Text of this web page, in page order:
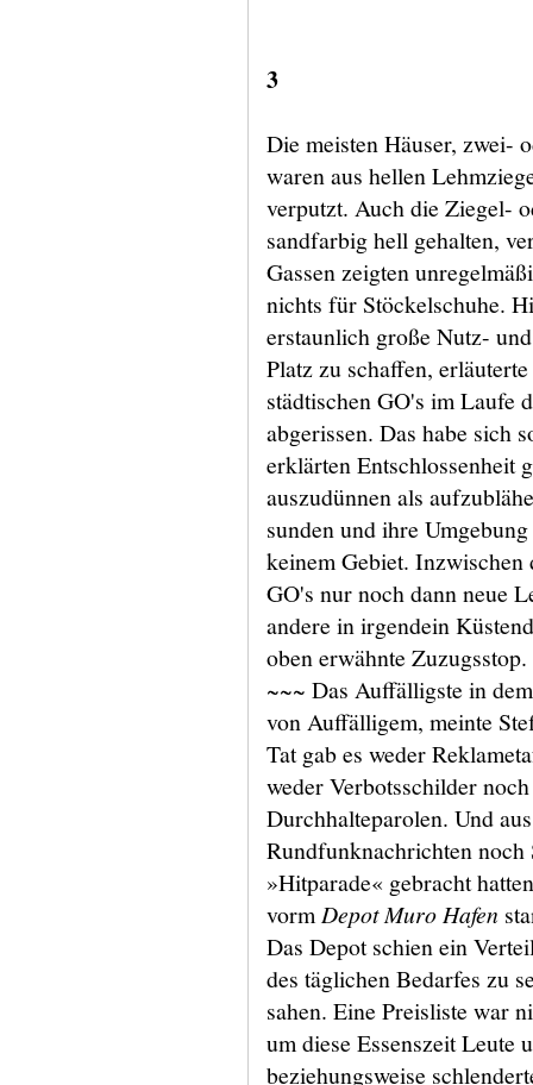
3
Die meisten Häuser, zwei-
waren aus hellen
verputzt. Auch die Ziegel-
sandfarbig hell gehalten,
Gassen zeigten
nichts für Stöckelschuhe.
erstaunlich große Nutz-
Platz zu schaffen,
städtischen GO's im Laufe
abgerissen. Das habe sich
erklärten Entschlossenheit
auszudünnen als
sunden und ihre
keinem Gebiet.
GO's nur noch dann neue
andere in irgendein
oben erwähnte Zuzugsstop.
~~~ Das Auffälligste in
von Auffälligem, meinte
Tat gab es weder
weder Verbotsschilder
Durchhalteparolen. Und
Rundfunknachrichten noch
»Hitparade« gebracht
vorm Depot Muro Hafen
Das Depot schien ein
des täglichen Bedarfes zu
sahen. Eine Preisliste war
um diese Essenszeit Leute
beziehungsweise